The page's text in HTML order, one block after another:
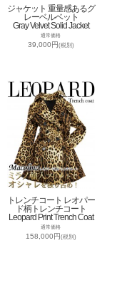
ジャケット 重量感あるグ
レーベルベット
Gray Velvet Solid Jacket
通常価格
39,000円(税別)
トレンチコート レオパー
ド柄トレンチコート
Leopard Print Trench Coat
通常価格
158,000円(税別)